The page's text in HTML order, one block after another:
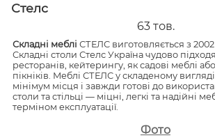
Стелс
63 тов.
Складні меблі СТЕЛС виготовляється з 2002
Складні столи Стелс Україна чудово
ресторанів, кейтерингу, як садові меблі
пікніків. Меблі СТЕЛС у складеному
мінімум місця і завжди готові до
столи та стільці — міцні, легкі та надійні
терміном експлуатації.
Фото